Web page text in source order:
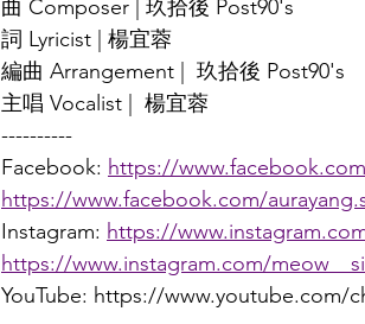
曲 Composer | 玖拾後 Post90's
詞 Lyricist | 楊宜蓉
編曲 Arrangement |  玖拾後 Post90's
主唱 Vocalist |  楊宜蓉
----------
Facebook: https://
https://www.facebook.com/
Instagram: https://
https://www.instagram.com/
YouTube: https://www.youtube.com/